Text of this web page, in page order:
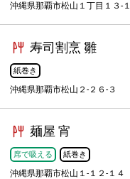
沖縄県那覇市松山１丁目１３-１
寿司割烹 雛
紙巻き
沖縄県那覇市松山２-２６-３
麺屋 宵
席で吸える 紙巻き
沖縄県那覇市松山１-１２-１４